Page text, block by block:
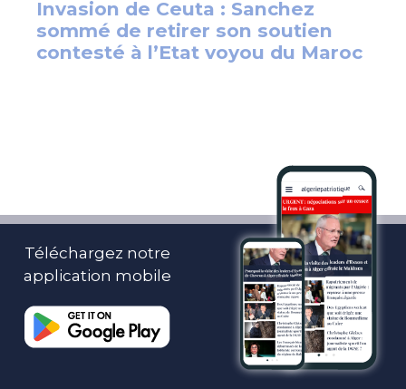
Téléchargez notre
application mobile